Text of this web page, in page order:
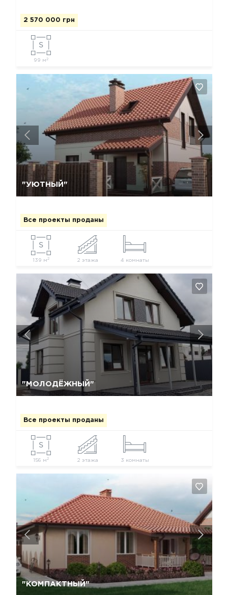
2 570 000 грн
99 м 2
"УЮТНЫЙ"
Все проекты проданы
139 м2 2 этажа 4 комнаты
"МОЛОДЁЖНЫЙ"
Все проекты проданы
156 м2 2 этажа 3 комнаты
Да, удалить
"КОМПАКТНЫЙ"
Да, удалить Отмена